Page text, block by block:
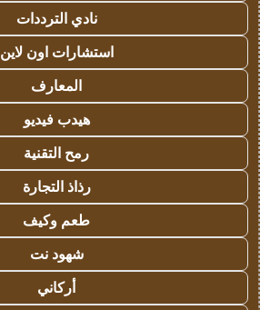
نادي الترددات
استشارات اون لاين
المعارف
هيدب فيديو
رمح التقنية
رذاذ التجارة
طعم وكيف
شهود نت
أركاني